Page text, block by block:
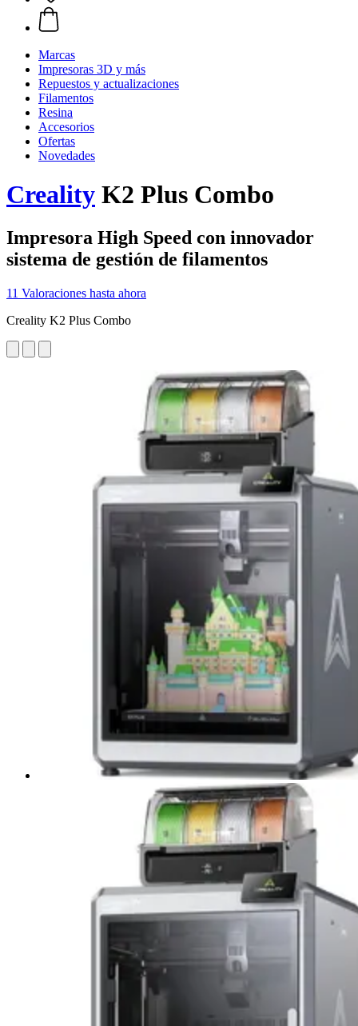
Marcas
Impresoras 3D y más
Repuestos y actualizaciones
Filamentos
Resina
Accesorios
Ofertas
Novedades
Creality K2 Plus Combo
Impresora High Speed con innovador
sistema de gestión de filamentos
11 Valoraciones hasta ahora
Creality K2 Plus Combo